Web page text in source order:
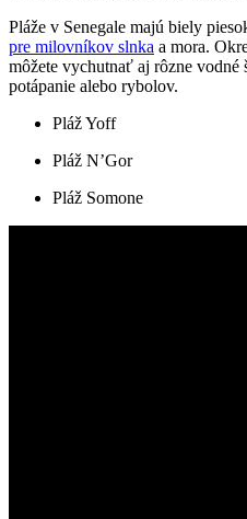
Pláže v Senegale majú biely
pre milovníkov slnka a mora.
môžete vychutnať aj rôzne vodné
potápanie alebo rybolov.
Pláž Yoff
Pláž N’Gor
Pláž Somone